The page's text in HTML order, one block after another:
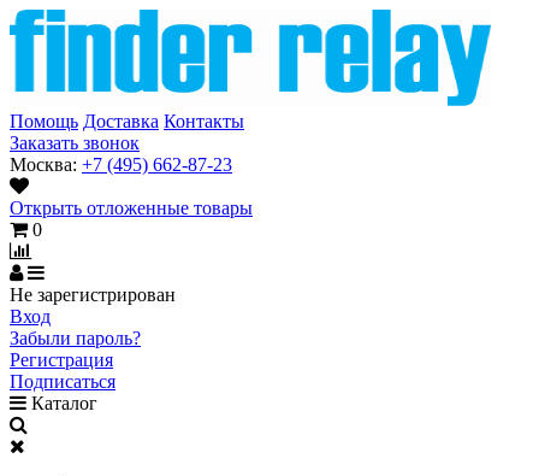
Помощь Доставка Контакты
Заказать звонок
Москва: +7 (495) 662-87-23
Открыть отложенные товары
0
Не зарегистрирован
Вход
Забыли пароль?
Регистрация
Подписаться
Каталог